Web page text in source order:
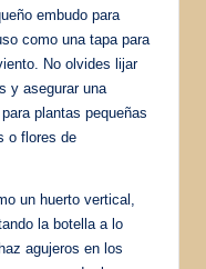
embudo para
como una tapa para
No olvides lijar
y asegurar una
plantas pequeñas
o flores de
un huerto vertical,
la botella a lo
agujeros en los